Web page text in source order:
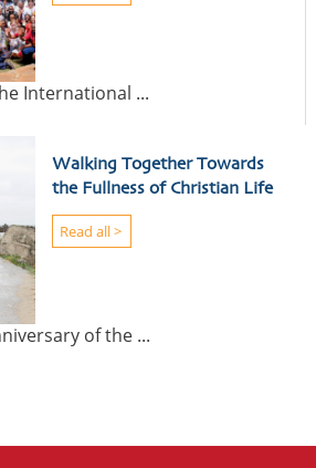
International ...
Walking Together Towards
the Fullness of Christian Life
of the ...
Read all >